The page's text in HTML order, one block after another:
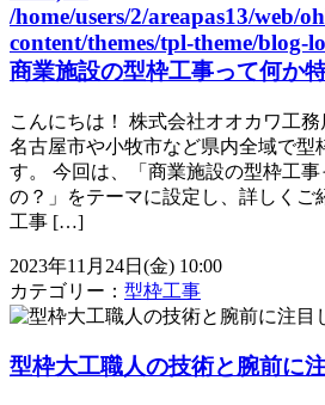
/home/users/2/areapas13/web/
content/themes/tpl-theme/blog-
商業施設の型枠工事って何か
こんにちは！ 株式会社オオカワ工
名古屋市や小牧市など県内全域で型
す。 今回は、「商業施設の型枠工
の？」をテーマに設定し、詳しくご
工事 […]
2023年11月24日(金) 10:00
カテゴリー： 型枠工事
型枠大工職人の技術と腕前に